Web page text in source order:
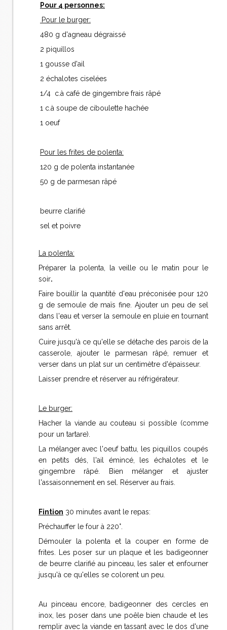
Pour 4 personnes:
Pour le burger:
480 g d'agneau dégraissé
2 piquillos
1 gousse d'ail
2 échalotes ciselées
1/4 c.à café de gingembre frais râpé
1 c.à soupe de ciboulette hachée
1 oeuf
Pour les frites de polenta:
120 g de polenta instantanée
50 g de parmesan râpé
beurre clarifié
sel et poivre
La polenta:
Préparer la polenta, la veille ou le matin pour le
soir.
Faire bouillir la quantité d'eau préconisée pour 120
g de semoule de maïs fine. Ajouter un peu de sel
dans l'eau et verser la semoule en pluie en tournant
sans arrêt.
Cuire jusqu'à ce qu'elle se détache des parois de la
casserole, ajouter le parmesan râpé, remuer et
verser dans un plat sur un centimètre d'épaisseur.
Laisser prendre et réserver au réfrigérateur.
Le burger:
Hacher la viande au couteau si possible (comme
pour un tartare).
La mélanger avec l'oeuf battu, les piquillos coupés
en petits dés, l'ail émincé, les échalotes et le
gingembre râpé. Bien mélanger et ajuster
l'assaisonnement en sel. Réserver au frais.
Fintion 30 minutes avant le repas:
Préchauffer le four à 220°.
Démouler la polenta et la couper en forme de
frites. Les poser sur un plaque et les badigeonner
de beurre clarifié au pinceau, les saler et enfourner
jusqu'à ce qu'elles se colorent un peu.
Au pinceau encore, badigeonner des cercles en
inox, les poser dans une poêle bien chaude et les
remplir avec la viande en tassant avec le dos d'une